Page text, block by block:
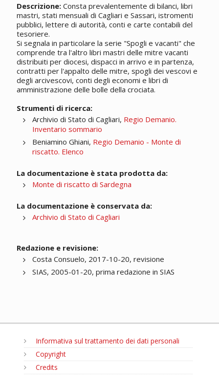
Descrizione:Consta prevalentemente di bilanci, libri
mastri, stati mensuali di Cagliari e Sassari, istromenti
pubblici, lettere di autorità, conti e carte contabili del
tesoriere.
Si segnala in particolare la serie "Spogli e vacanti" che
comprende tra l'altro libri mastri delle mitre vacanti
distribuiti per diocesi, dispacci in arrivo e in partenza,
contratti per l'appalto delle mitre, spogli dei vescovi e
degli arcivescovi, conti degli economi e libri di
amministrazione delle bolle della crociata.
Strumenti di ricerca:
Archivio di Stato di Cagliari, Regio Demanio.
Inventario sommario
Beniamino Ghiani, Regio Demanio - Monte di
riscatto. Elenco
La documentazione è stata prodotta da:
Monte di riscatto di Sardegna
La documentazione è conservata da:
Archivio di Stato di Cagliari
Redazione e revisione:
Costa Consuelo, 2017-10-20, revisione
SIAS, 2005-01-20, prima redazione in SIAS
Informativa sul trattamento dei dati personali
Copyright
Credits